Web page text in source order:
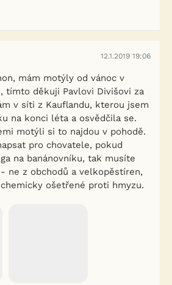
12.1.2019 19:06
mám motýly od vánoc v
tímto děkuji Pavlovi Divišovi za
v síti z Kauflandu, kterou jsem
na konci léta a osvědčila se.
motýli si to najdou v pohodě.
pro chovatele, pokud
na banánovníku, tak musíte
ne z obchodů a velkopěstíren,
ošetřené proti hmyzu.